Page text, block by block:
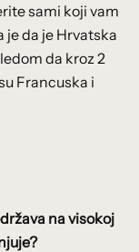
sami koji vam
je da je Hrvatska
da kroz 2
Francuska i
na visokoj